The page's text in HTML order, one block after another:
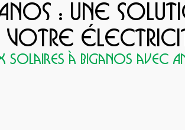
: UNE
VOTRE
à Biganos avec